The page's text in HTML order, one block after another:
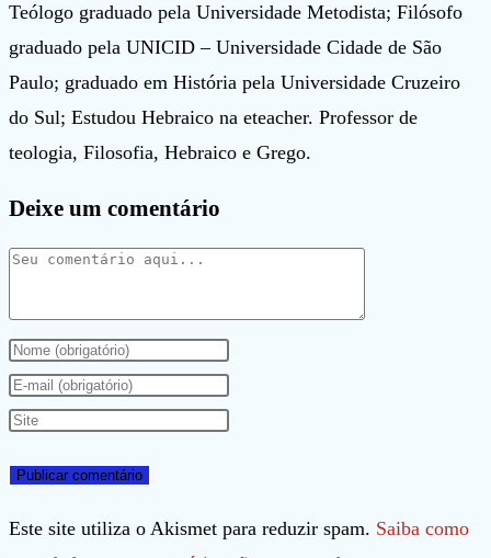
Teólogo graduado pela Universidade Metodista; Filósofo
graduado pela UNICID – Universidade Cidade de São
Paulo; graduado em História pela Universidade Cruzeiro
do Sul; Estudou Hebraico na eteacher. Professor de
teologia, Filosofia, Hebraico e Grego.
Deixe um comentário
Comentário
Digite
seu
nome
nome
de
Digite
seu
de
e-
Digite
URL
do
Este site utiliza o Akismet para reduzir spam. Saiba como